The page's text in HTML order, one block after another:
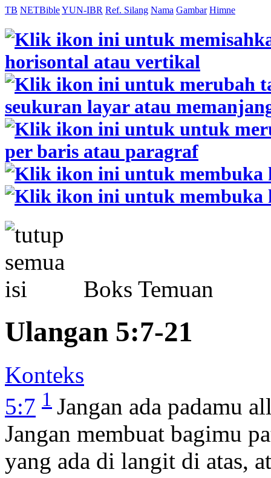
TB NETBibleYUN-IBR Ref. Silang Nama Gambar Himne
Boks Temuan
Ulangan 5:7-21
Konteks
5:7 1 Jangan ada padamu
Jangan membuat bagimu
yang ada di langit di atas,